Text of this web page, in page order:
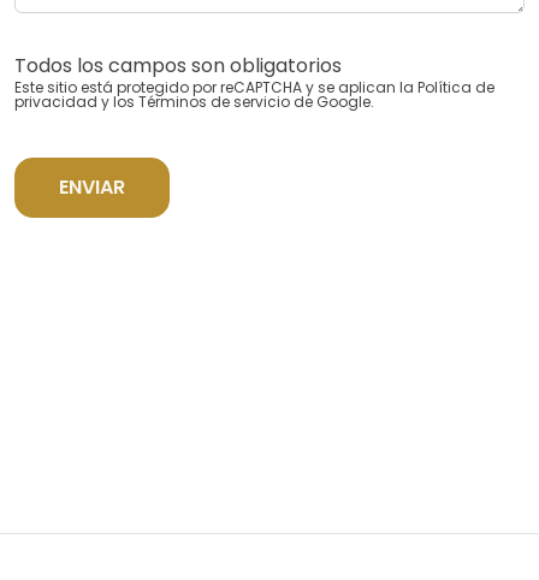
Todos los campos son obligatorios
Este sitio está protegido por reCAPTCHA y se aplican la Política de
privacidad y los Términos de servicio de Google.
ENVIAR